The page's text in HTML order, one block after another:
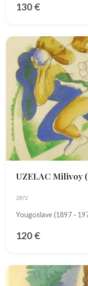
130 €
UZELAC Milivoy
2872
Yougoslave (1897 -
120 €